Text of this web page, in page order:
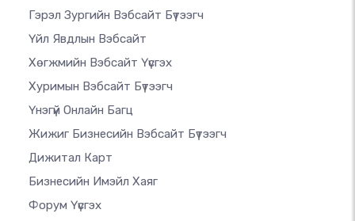
Гэрэл Зургийн Вэбсайт Бүтээгч
Үйл Явдлын Вэбсайт
Хөгжмийн Вэбсайт Үүсгэх
Хуримын Вэбсайт Бүтээгч
Үнэгүй Онлайн Багц
Жижиг Бизнесийн Вэбсайт Бүтээгч
Дижитал Карт
Бизнесийн Имэйл Хаяг
Форум Үүсгэх